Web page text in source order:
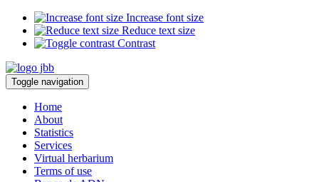
Increase font size
Reduce text size
Contrast
Toggle navigation
Home
About
Statistics
Services
Virtual herbarium
Terms of use